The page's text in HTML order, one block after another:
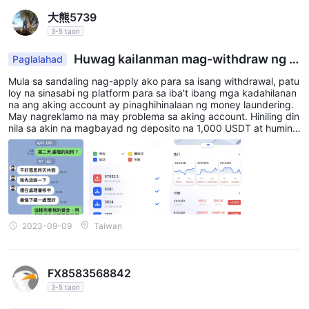
mag-iba depende sa uri ng account at trading platform na
napili.
Paano magbukas ng account?
pagbubukas ng account sa CTRL Investments ay isang
tuwirang proseso na maaaring kumpletuhin sa ilang simpleng
hakbang.
upang magsimula, bisitahin ang opisyal na website ng CTRL
Investments at hanapin ang "bukas na account" o "mag-sign
up" na buton. i-click ito upang simulan ang pamamaraan ng
pagbubukas ng account.
Ididirekta ka sa isang pahina ng pagpaparehistro kung saan
kailangan mong ibigay ang iyong personal na impormasyon,
kailanganin mong piliin ang gustong uri ng account, gaya ng
demo o Islamic account.
大熊5739
3-5 taon
Paglalahad
Huwag kailanman mag-withdraw ng p
era
Mula sa sandaling nag-apply ako para sa isang withdrawal, patu
loy na sinasabi ng platform para sa iba't ibang mga kadahilanan
na ang aking account ay pinaghihinalaan ng money laundering.
May nagreklamo na may problema sa aking account. Hiniling din
nila sa akin na magbayad ng deposito na 1,000 USDT at humingi
ng mga bank statement. Tapos hindi na nila ako pinansin.
2023-09-09 Taiwan
FX8583568842
3-5 taon